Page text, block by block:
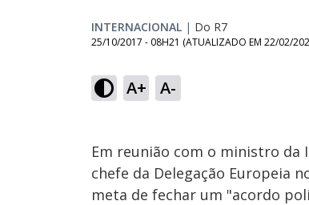
INTERNACIONAL | Do R7
25/10/2017 - 08H21 (ATUALIZADO EM 22/02/
A+ A-
Em reunião com o ministro da
chefe da Delegação Europeia
meta de fechar um "acordo